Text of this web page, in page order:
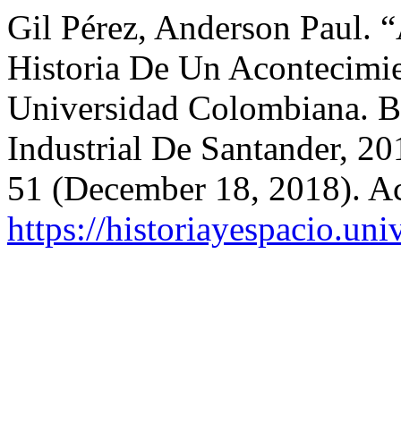
Gil Pérez, Anderson Paul.
Historia De Un
Universidad Colombiana.
Industrial De Santander,
51 (December 18, 2018).
https://